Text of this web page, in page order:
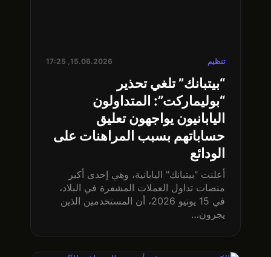
تنظيم 15.06.2026, 17:25
“بيتبانك” تلغي تحذير
“بوليماركت”: المتداولون
اليابانيون يواجهون تعليق
حساباتهم بسبب المراهنات على
الودائع
أعلنت "بيتبانك" اليابانية، وهي إحدى أكبر
منصات تداول العملات المشفرة في البلاد،
في 15 يونيو 2026، أن المستخدمين الذين
يجرون…